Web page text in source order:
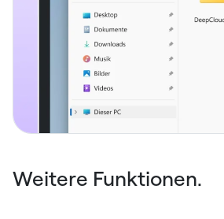
Weitere Funktionen.